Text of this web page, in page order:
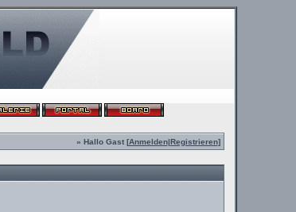
» Hallo Gast [Anmelden|Registrieren]